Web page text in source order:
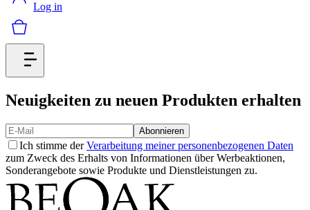
Log in
Neuigkeiten zu neuen Produkten erhalten
Abonnieren
Ich stimme derVerarbeitung meiner personenbezogenen Daten
zum Zweck des Erhalts von Informationen über Werbeaktionen,
Sonderangebote sowie Produkte und Dienstleistungen zu.